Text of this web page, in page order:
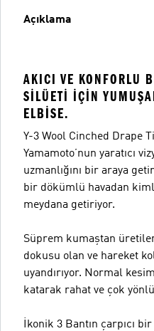
Açıklama
AKICI VE KONFORLU
SILÜETI IÇIN
ELBISE.
Y-3 Wool Cinched Drape
Yamamoto’nun yaratıcı
uzmanlığını bir araya
bir dökümlü havadan
meydana getiriyor.
Süprem kumaştan
dokusu olan ve hareket
uyandırıyor. Normal
katarak rahat ve çok yönlü
İkonik 3 Bantın çarpıcı